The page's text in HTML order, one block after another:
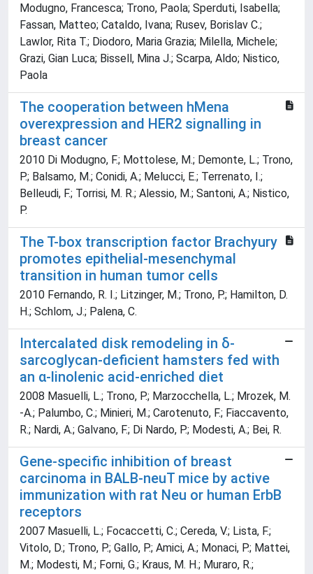
Modugno, Francesca; Trono, Paola; Sperduti, Isabella;
Fassan, Matteo; Cataldo, Ivana; Rusev, Borislav C.;
Lawlor, Rita T.; Diodoro, Maria Grazia; Milella, Michele;
Grazi, Gian Luca; Bissell, Mina J.; Scarpa, Aldo; Nistico,
Paola
The cooperation between hMena
overexpression and HER2 signalling in
breast cancer
2010 Di Modugno, F.; Mottolese, M.; Demonte, L.; Trono,
P.; Balsamo, M.; Conidi, A.; Melucci, E.; Terrenato, I.;
Belleudi, F.; Torrisi, M. R.; Alessio, M.; Santoni, A.; Nistico,
P.
The T-box transcription factor Brachyury
promotes epithelial-mesenchymal
transition in human tumor cells
2010 Fernando, R. I.; Litzinger, M.; Trono, P.; Hamilton, D.
H.; Schlom, J.; Palena, C.
Intercalated disk remodeling in δ-
sarcoglycan-deficient hamsters fed with
an α-linolenic acid-enriched diet
2008 Masuelli, L.; Trono, P.; Marzocchella, L.; Mrozek, M.
-A.; Palumbo, C.; Minieri, M.; Carotenuto, F.; Fiaccavento,
R.; Nardi, A.; Galvano, F.; Di Nardo, P.; Modesti, A.; Bei, R.
Gene-specific inhibition of breast
carcinoma in BALB-neuT mice by active
immunization with rat Neu or human ErbB
receptors
2007 Masuelli, L.; Focaccetti, C.; Cereda, V.; Lista, F.;
Vitolo, D.; Trono, P.; Gallo, P.; Amici, A.; Monaci, P.; Mattei,
M.; Modesti, M.; Forni, G.; Kraus, M. H.; Muraro, R.;